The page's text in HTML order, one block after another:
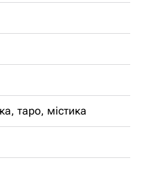
таро, містика